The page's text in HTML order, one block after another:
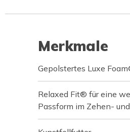
Merkmale
Gepolstertes Luxe
Relaxed Fit® für eine
Passform im Zehen-